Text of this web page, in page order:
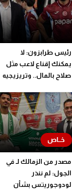
رئيس طرابزون: لا
يمكنك إقناع لاعب مثل
صلاح بالمال.. وتريزيجيه
الصفقة
مصدر من الزمالك لـ في
الجول: لم ننذر
لودوجوريتس بشأن